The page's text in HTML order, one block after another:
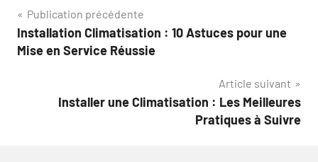
Navigation
de
Publication précédente
Installation Climatisation : 10 Astuces pour une
Mise en Service Réussie
Article suivant
Installer une Climatisation : Les Meilleures
Pratiques à Suivre